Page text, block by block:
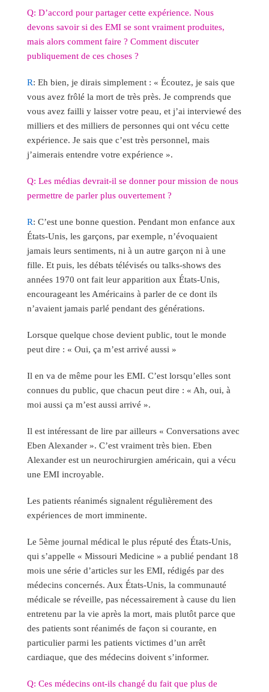
Q: D’accord pour partager cette expérience. Nous
devons savoir si des EMI se sont vraiment produites,
mais alors comment faire ? Comment discuter
publiquement de ces choses ?
R: Eh bien, je dirais simplement : « Écoutez, je sais que
vous avez frôlé la mort de très près. Je comprends que
vous avez failli y laisser votre peau, et j’ai interviewé des
milliers et des milliers de personnes qui ont vécu cette
expérience. Je sais que c’est très personnel, mais
j’aimerais entendre votre expérience ».
Q: Les médias devrait-il se donner pour mission de nous
permettre de parler plus ouvertement ?
R: C’est une bonne question. Pendant mon enfance aux
États-Unis, les garçons, par exemple, n’évoquaient
jamais leurs sentiments, ni à un autre garçon ni à une
fille. Et puis, les débats télévisés ou talks-shows des
années 1970 ont fait leur apparition aux États-Unis,
encourageant les Américains à parler de ce dont ils
n’avaient jamais parlé pendant des générations.
Lorsque quelque chose devient public, tout le monde
peut dire : « Oui, ça m’est arrivé aussi »
Il en va de même pour les EMI. C’est lorsqu’elles sont
connues du public, que chacun peut dire : « Ah, oui, à
moi aussi ça m’est aussi arrivé ».
Il est intéressant de lire par ailleurs « Conversations avec
Eben Alexander ». C’est vraiment très bien. Eben
Alexander est un neurochirurgien américain, qui a vécu
une EMI incroyable.
Les patients réanimés signalent régulièrement des
expériences de mort imminente.
Le 5ème journal médical le plus réputé des États-Unis,
qui s’appelle « Missouri Medicine » a publié pendant 18
mois une série d’articles sur les EMI, rédigés par des
médecins concernés. Aux États-Unis, la communauté
médicale se réveille, pas nécessairement à cause du lien
entretenu par la vie après la mort, mais plutôt parce que
des patients sont réanimés de façon si courante, en
particulier parmi les patients victimes d’un arrêt
cardiaque, que des médecins doivent s’informer.
Q: Ces médecins ont-ils changé du fait que plus de